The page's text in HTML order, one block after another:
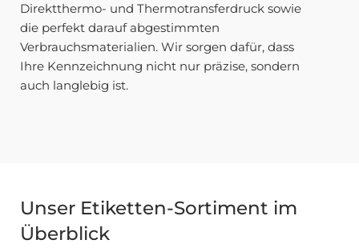
Direktthermo- und Thermotransferdruck sowie
die perfekt darauf abgestimmten
Verbrauchsmaterialien. Wir sorgen dafür, dass
Ihre Kennzeichnung nicht nur präzise, sondern
auch langlebig ist.
Unser Etiketten-Sortiment im
Überblick